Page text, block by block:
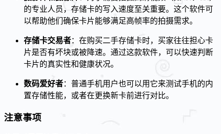
的专业人员，存储卡的写入速度至关重要。这个软件可
以帮助他们确保卡片能够满足高帧率的拍摄需求。
存储卡交易者：在购买二手存储卡时，买家往往担心卡
片是否有坏块或被降速。通过这款软件，可以快速判断
卡片的真实性和健康状况。
数码爱好者：普通手机用户也可以用它来测试手机的内
置存储性能，或者在更换新卡前进行对比。
注意事项